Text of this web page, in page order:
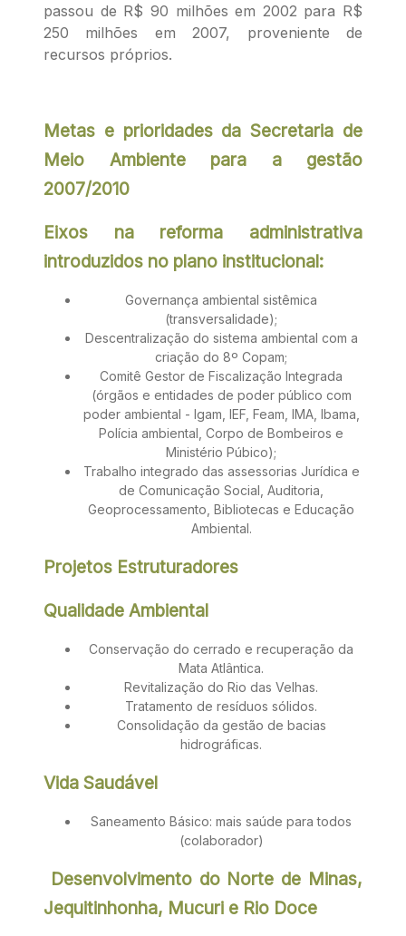
passou de R$ 90 milhões em 2002 para R$
250 milhões em 2007, proveniente de
recursos próprios.
Metas e prioridades da Secretaria de
Meio Ambiente para a gestão
2007/2010
Eixos na reforma administrativa
introduzidos no plano institucional:
Governança ambiental sistêmica
(transversalidade);
Descentralização do sistema ambiental com a
criação do 8º Copam;
Comitê Gestor de Fiscalização Integrada
(órgãos e entidades de poder público com
poder ambiental - Igam, IEF, Feam, IMA, Ibama,
Polícia ambiental, Corpo de Bombeiros e
Ministério Púbico);
Trabalho integrado das assessorias Jurídica e
de Comunicação Social, Auditoria,
Geoprocessamento, Bibliotecas e Educação
Ambiental.
Projetos Estruturadores
Qualidade Ambiental
Conservação do cerrado e recuperação da
Mata Atlântica.
Revitalização do Rio das Velhas.
Tratamento de resíduos sólidos.
Consolidação da gestão de bacias
hidrográficas.
Vida Saudável
Saneamento Básico: mais saúde para todos
(colaborador)
Desenvolvimento do Norte de Minas,
Jequitinhonha, Mucuri e Rio Doce